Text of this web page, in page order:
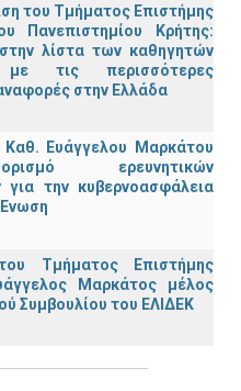
του Τμήματος Επιστήμης
Πανεπιστημίου Κρήτης:
λίστα των καθηγητών
με τις περισσότερες
στην Ελλάδα
Καθ. Ευάγγελου Μαρκάτου
ερευνητικών
για την κυβερνοασφάλεια
Τμήματος Επιστήμης
Μαρκάτος μέλος
Συμβουλίου του ΕΛΙΔΕΚ